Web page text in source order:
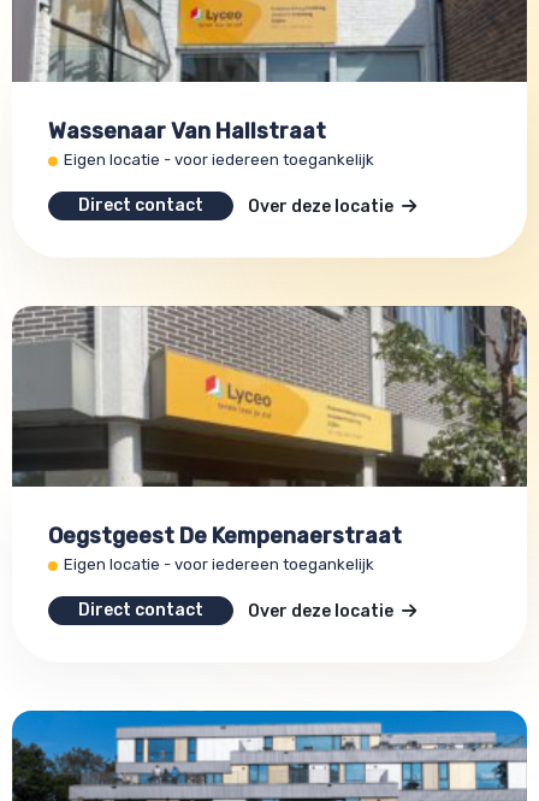
Wassenaar Van Hallstraat
Eigen locatie - voor iedereen toegankelijk
Direct contact Over deze locatie
Oegstgeest De Kempenaerstraat
Eigen locatie - voor iedereen toegankelijk
Direct contact Over deze locatie